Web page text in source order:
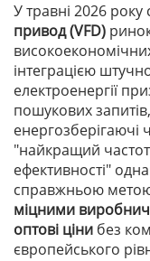
У травні 2026 року
привод (VFD)
інтеграцією
електроенергії
пошукових
енергозберігаючі
"найкращий
ефективності"
справжньою
міцними
оптові ціни без
європейського